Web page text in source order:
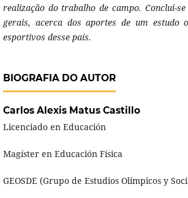
realização do trabalho de campo. Conclui-
gerais, acerca dos aportes de um estudo
esportivos desse país.
BIOGRAFIA DO AUTOR
Carlos Alexis Matus Castillo
Licenciado en Educación
Magíster en Educación Física
GEOSDE (Grupo de Estudios Olímpicos y